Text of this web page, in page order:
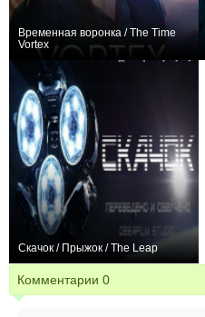
Временная воронка / The Time
Vortex
Скачок / Прыжок / The Leap
Комментарии 0